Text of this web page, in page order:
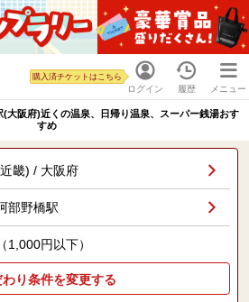
ログイン
購入済チケットはこちら
履歴 メニュー
大阪府)近くの温泉、日帰り温泉、スーパー銭湯おす
すめ
畿) / 大阪府
部野橋駅
1,000円以下）
わり条件を変更する